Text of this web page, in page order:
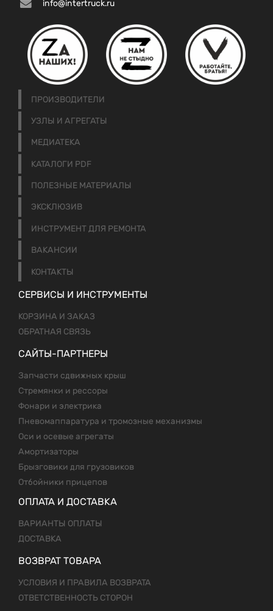
info@intertruck.ru
ПРОИЗВОДИТЕЛИ
УЗЛЫ И АГРЕГАТЫ
МЕДИАТЕКА
КАТАЛОГИ PDF
ПОЛЕЗНЫЕ МАТЕРИАЛЫ
ЭКСКЛЮЗИВ
ИНСТРУМЕНТ ДЛЯ РЕМОНТА
ВАКАНСИИ
КОНТАКТЫ
СЕРВИСЫ И ИНСТРУМЕНТЫ
КОРЗИНА И ЗАКАЗ
ОБРАТНАЯ СВЯЗЬ
САЙТЫ-ПАРТНЕРЫ
Запчасти сдвижных крыш
Стремянки и рессоры
Фонари и электрика
Пневомаппаратура и тромозные механизмы
Оси и осевые агрегаты
Амортизаторы
Брызговики для грузовиков
Отбойники прицепов
ОПЛАТА И ДОСТАВКА
ВАРИАНТЫ ОПЛАТЫ
ДОСТАВКА
ВОЗВРАТ ТОВАРА
УСЛОВИЯ И ПРАВИЛА ВОЗВРАТА
ОТВЕТСТВЕННОСТЬ СТОРОН